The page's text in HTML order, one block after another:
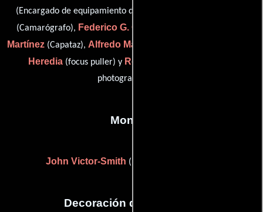
(Encargado de equipamiento de cámara),
(Camarógrafo), Federico G. Grau
Martínez (Capataz), Alfredo Mayo
Heredia(focus puller) y Roland Neveu
photographer (u))
Montaje
John Victor-Smith ((as John Victor Smith))
Decoración de escenario